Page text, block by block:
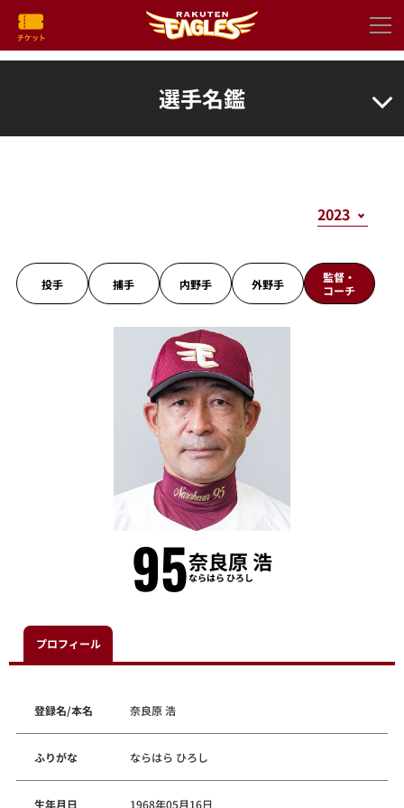
選手名鑑
投手 捕手 内野手 外野手
監督・
コーチ
95奈良原 浩
ならはら ひろし
プロフィール
登録名/本名 奈良原 浩
ふりがな ならはら ひろし
生年月日 1968年05月16日